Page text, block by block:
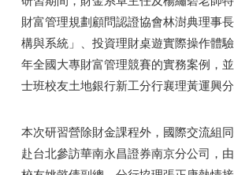
財富管理規劃顧問認證協會林澍典理事
構與系統」、投資理財桌遊實際操作體
年全國大專財富管理競賽的實務案例，
士班校友土地銀行新工分行襄理黃運興分
本次研習營除財金課程外，國際交流組
赴台北參訪華南永昌證券南京分公司，